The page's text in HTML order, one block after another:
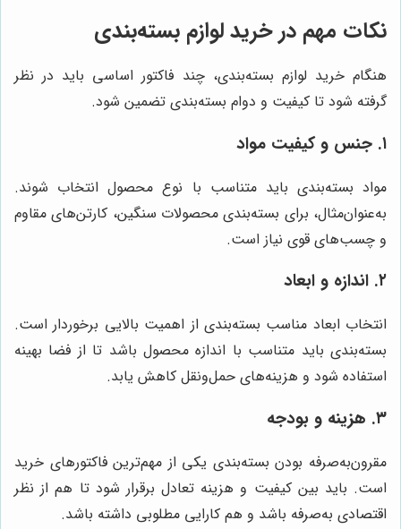
نکات مهم در خرید لوازم بسته‌بندی
هنگام خرید لوازم بسته‌بندی، چند فاکتور اساسی باید در نظر
گرفته شود تا کیفیت و دوام بسته‌بندی تضمین شود.
۱. جنس و کیفیت مواد
مواد بسته‌بندی باید متناسب با نوع محصول انتخاب شوند.
به‌عنوان‌مثال، برای بسته‌بندی محصولات سنگین، کارتن‌های مقاوم
و چسب‌های قوی نیاز است.
۲. اندازه و ابعاد
انتخاب ابعاد مناسب بسته‌بندی از اهمیت بالایی برخوردار است.
بسته‌بندی باید متناسب با اندازه محصول باشد تا از فضا بهینه
استفاده شود و هزینه‌های حمل‌ونقل کاهش یابد.
۳. هزینه و بودجه
مقرون‌به‌صرفه بودن بسته‌بندی یکی از مهم‌ترین فاکتورهای خرید
است. باید بین کیفیت و هزینه تعادل برقرار شود تا هم از نظر
اقتصادی به‌صرفه باشد و هم کارایی مطلوبی داشته باشد.